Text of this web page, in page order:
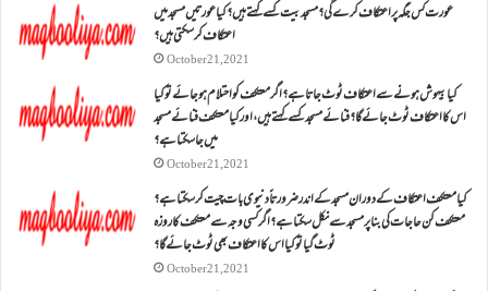
عورت کس جگہ پر اعتکاف کرے گی؟مسجد بیت کسے کہتے ہیں؟کیا عورتیں مسجد میں
اعتکاف کر سکتی ہیں؟
October 21, 2021
کیا بیہوش ہونے سے اعتکاف ٹوٹ جاتا ہے؟ اگر معتکف کو احتلام ہو جائے تو کیا
اس کا اعتکاف ٹوٹ جائے گا؟فنائے مسجد کسے کہتے ہیں ، اور کیا معتکف فنائے مسجد
میں جا سکتا ہے؟
October 21, 2021
کیا معتکف اعتکاف کے دوران مسجد کے اندر ضرورتاً دنیوی بات چیت کر سکتا ہے؟
معتکف کن حاجات کی بنا پر مسجد سے نکل سکتا ہے؟ اگر کسی وجہ سے معتکف کا روزہ
ٹوٹ گیا تو کیا اس کا اعتکاف بھی ٹوٹ جائے گا؟
October 21, 2021